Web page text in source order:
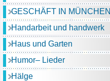
GESCHÄFT IN MÜNCHEN
Handarbeit und handwerk
Haus und Garten
Humor– Lieder
Hälge